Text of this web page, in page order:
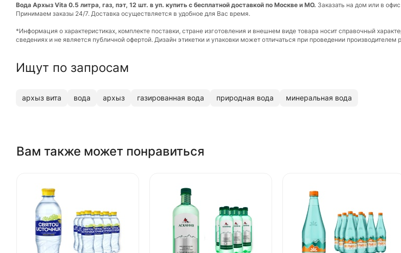
Вода Архыз Vita 0.5 литра, газ, пэт, 12 шт. в уп. купить с бесплатной доставкой по Москве и МО. Заказать на дом или в
Принимаем заказы 24/7. Доставка осуществляется в удобное для Вас время.
*Информация о характеристиках, комплекте поставки, стране изготовления и внешнем виде товара носит справочный
сведениях и не является публичной офертой. Дизайн этикетки и упаковки может отличаться при проведении производителем
Ищут по запросам
архыз вита вода архыз газированная вода природная вода минеральная вода
Вам также может понравиться